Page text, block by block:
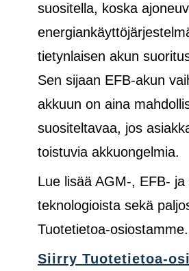
suositella, koska
tietynlaisen akun
Sen sijaan EFB-akun
akkuun on aina
suositeltavaa, jos
toistuvia akkuongelmia.
Lue lisää AGM-, EFB- ja
teknologioista sekä
Tuotetietoa-osiostamme.
Siirry Tuotetietoa-